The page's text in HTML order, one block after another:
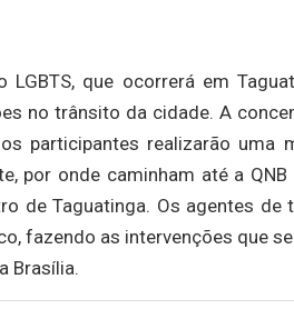
LGBTS, que ocorrerá em
no trânsito da cidade. A
participantes realizarão uma
por onde caminham até a
de Taguatinga. Os agentes
fazendo as intervenções que
Brasília.